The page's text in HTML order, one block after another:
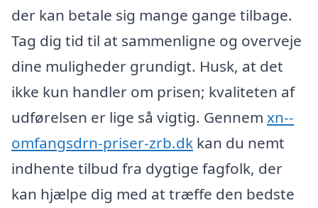
der kan betale sig mange gange tilbage.
Tag dig tid til at sammenligne og overveje
dine muligheder grundigt. Husk, at det
ikke kun handler om prisen; kvaliteten af
udførelsen er lige så vigtig. Gennem xn--
omfangsdrn-priser-zrb.dk kan du nemt
indhente tilbud fra dygtige fagfolk, der
kan hjælpe dig med at træffe den bedste